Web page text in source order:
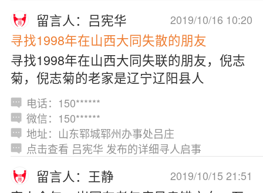
2019/10/16 10:20
留言人：吕宪华
寻找1998年在山西大同失散的朋友
寻找1998年在山西大同失联的朋友，倪志
菊，倪志菊的老家是辽宁辽阳县人
电话：150******
微信：150******
地址：山东郓城郓州办事处吕庄
点击查看 吕宪华 发布的详细寻人启事
2019/10/15 21:51
留言人：王静